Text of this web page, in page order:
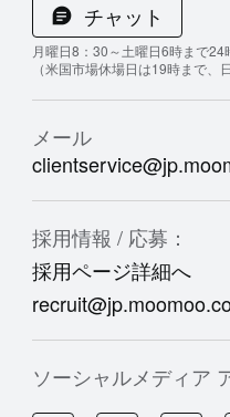
チャット
月曜日8：30～土曜日6時まで24
（米国市場休場日は19時まで、
メール
採用情報 / 応募：
採用ページ詳細へ
ソーシャルメディア